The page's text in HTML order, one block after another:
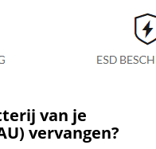
van je
vervangen?